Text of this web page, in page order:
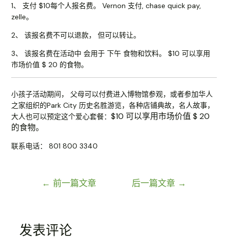
1、 支付 $10每个人报名费。 Vernon 支付, chase quick pay,
zelle。
2、 该报名费不可以退款， 但可以转让。
3、 该报名费在活动中 会用于 下午 食物和饮料。 $10 可以享用
市场价值 $ 20 的食物。
小孩子活动期间， 父母可以付费进入博物馆参观，或者参加华人
之家组织的Park City 历史名胜游览，各种店铺典故，名人故事，
大人也可以预定这个爱心套餐： $10 可以享用市场价值 $ 20
的食物。
联系电话： 801 800 3340
← 前一篇文章 后一篇文章 →
发表评论